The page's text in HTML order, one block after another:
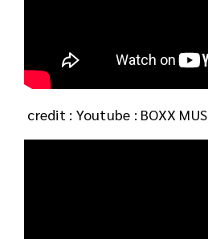
credit : Youtube : BOXX